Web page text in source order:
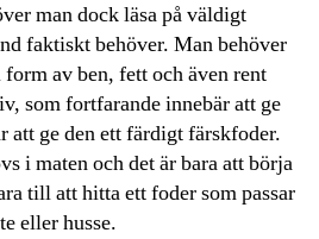
man dock läsa på väldigt
faktiskt behöver. Man behöver
av ben, fett och även rent
som fortfarande innebär att ge
att ge den ett färdigt färskfoder.
i maten och det är bara att börja
till att hitta ett foder som passar
eller husse.